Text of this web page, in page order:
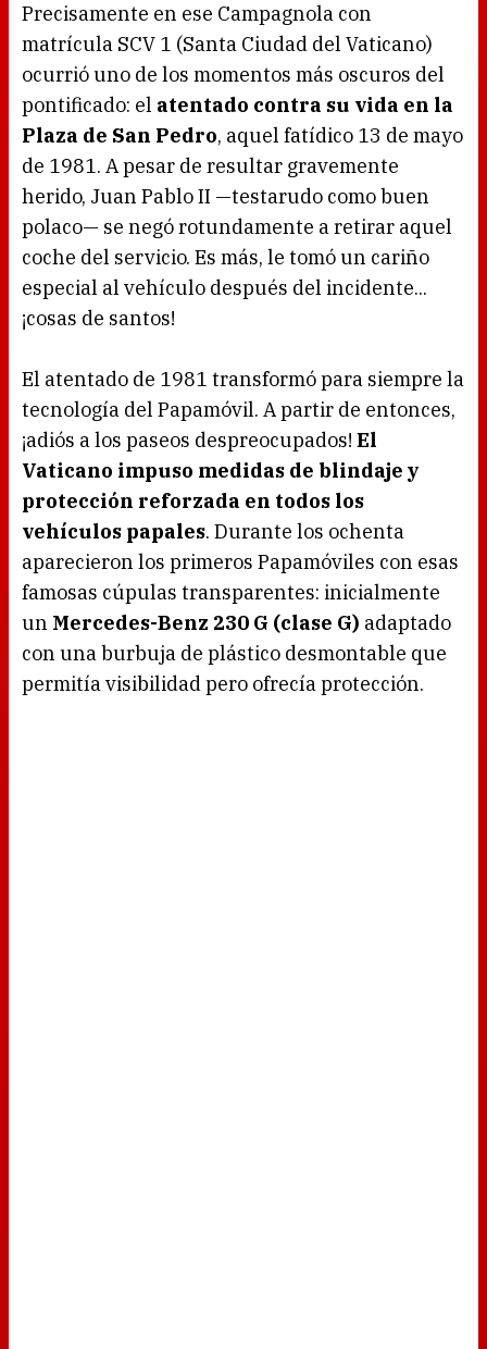
Precisamente en ese Campagnola con
matrícula SCV 1 (Santa Ciudad del Vaticano)
ocurrió uno de los momentos más oscuros del
pontificado: el atentado contra su vida en la
Plaza de San Pedro, aquel fatídico 13 de mayo
de 1981. A pesar de resultar gravemente
herido, Juan Pablo II —testarudo como buen
polaco— se negó rotundamente a retirar aquel
coche del servicio. Es más, le tomó un cariño
especial al vehículo después del incidente...
¡cosas de santos!
El atentado de 1981 transformó para siempre la
tecnología del Papamóvil. A partir de entonces,
¡adiós a los paseos despreocupados! El
Vaticano impuso medidas de blindaje y
protección reforzada en todos los
vehículos papales. Durante los ochenta
aparecieron los primeros Papamóviles con esas
famosas cúpulas transparentes: inicialmente
un Mercedes-Benz 230 G (clase G) adaptado
con una burbuja de plástico desmontable que
permitía visibilidad pero ofrecía protección.